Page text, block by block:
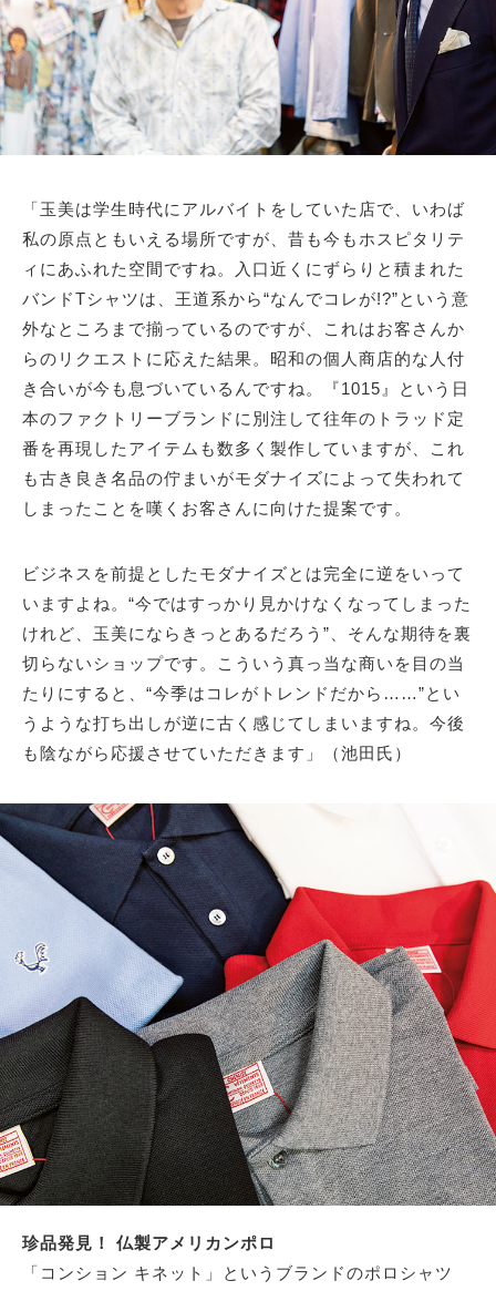
「玉美は学生時代にアルバイトをしていた店で、いわば
私の原点ともいえる場所ですが、昔も今もホスピタリテ
ィにあふれた空間ですね。入口近くにずらりと積まれた
バンドTシャツは、王道系から“なんでコレが!?”という意
外なところまで揃っているのですが、これはお客さんか
らのリクエストに応えた結果。昭和の個人商店的な人付
き合いが今も息づいているんですね。『1015』という日
本のファクトリーブランドに別注して往年のトラッド定
番を再現したアイテムも数多く製作していますが、これ
も古き良き名品の佇まいがモダナイズによって失われて
しまったことを嘆くお客さんに向けた提案です。
ビジネスを前提としたモダナイズとは完全に逆をいって
いますよね。“今ではすっかり見かけなくなってしまった
けれど、玉美にならきっとあるだろう”、そんな期待を裏
切らないショップです。こういう真っ当な商いを目の当
たりにすると、“今季はコレがトレンドだから……”とい
うような打ち出しが逆に古く感じてしまいますね。今後
も陰ながら応援させていただきます」（池田氏）
珍品発見！ 仏製アメリカンポロ
「コンション キネット」というブランドのポロシャツ